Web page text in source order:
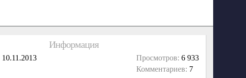
Информация
Просмотров: 6 933
Комментариев: 7
10.11.2013